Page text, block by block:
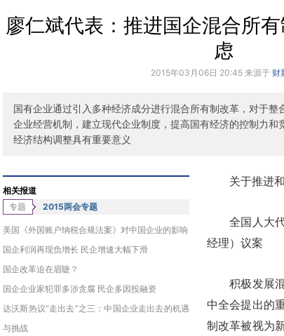
廖仁斌代表：推进国企混合所
虑
2015年03月06日 20:45 来源于 财
国有企业通过引入多种经济成分进行混合所有制改革，对于整
企业经营机制，建立现代企业制度，提高国有经济的控制力和
经济结构调整具有重要意义
相关报道
专题
2015两会专题
美国《外国账户纳税合规法案》对中国企业的影响
国企利润再现负增长 民企增速大幅下滑
国企改革迫在眉睫？
国企企业家犯罪多涉贪腐 民企多因投融资
达沃斯热议“走出去”之三：中国企业走出去的机遇
与挑战
关于推进和
全国人大代
经理）议案
积极发展混
中全会提出的
制改革被视为